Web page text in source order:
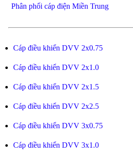
Phân phối cáp điện Miền Trung
Cáp điều khiển DVV 2x0.75
Cáp điều khiển DVV 2x1.0
Cáp điều khiển DVV 2x1.5
Cáp điều khiển DVV 2x2.5
Cáp điều khiển DVV 3x0.75
Cáp điều khiển DVV 3x1.0